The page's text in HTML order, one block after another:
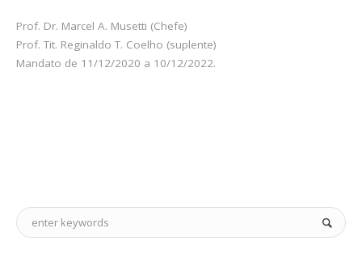
Prof. Dr. Marcel A. Musetti (Chefe)
Prof. Tit. Reginaldo T. Coelho (suplente)
Mandato de 11/12/2020 a 10/12/2022.